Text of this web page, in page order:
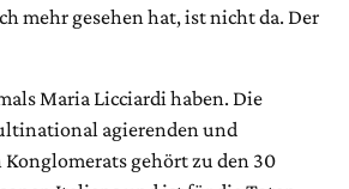
mehr gesehen hat, ist nicht da. Der
Maria Licciardi haben. Die
agierenden und
gehört zu den 30